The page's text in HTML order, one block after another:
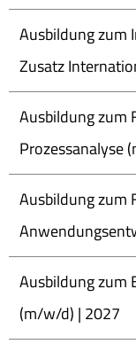
Ausbildung
Zusatz
Ausbildung zum
Prozessanalyse
Ausbildung zum
Ausbildung zum
(m/w/d) | 2027